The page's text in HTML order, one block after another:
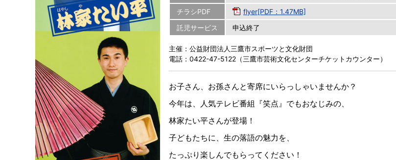
チラシPDF
flyer[PDF：1.47MB]
託児サービス
申込終了
主催：公益財団法人三鷹市スポーツと文化財団
電話：0422-47-5122（三鷹市芸術文化センターチケットカウンター）
お子さん、お孫さんと寄席にいらっしゃいませんか？
今年は、人気テレビ番組『笑点』でもおなじみの、
林家たい平さんが登場！
子どもたちに、生の落語の魅力を、
たっぷり楽しんでもらってください！